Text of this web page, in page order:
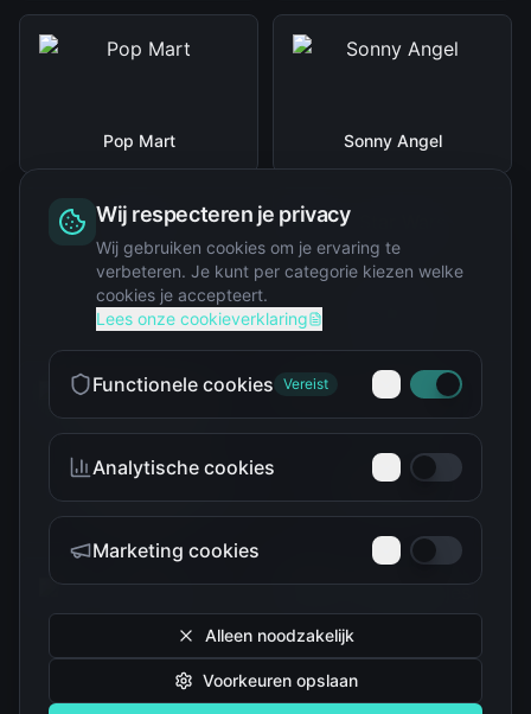
Pop Mart Sonny Angel
Squishy
The Simpsons
Troetelbeertjes
Wij respecteren je privacy
Wij gebruiken cookies om je ervaring te
verbeteren. Je kunt per categorie kiezen welke
cookies je accepteert.
Lees onze cookieverklaring
Functionele cookies Vereist
Analytische cookies
Marketing cookies
Alleen noodzakelijk
Voorkeuren opslaan